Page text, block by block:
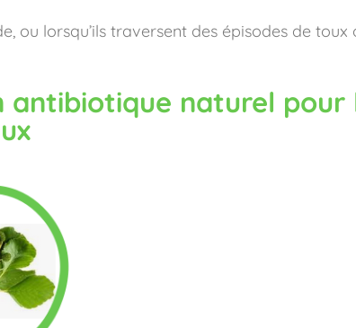
ou lorsqu’ils traversent des épisodes de toux
antibiotique naturel